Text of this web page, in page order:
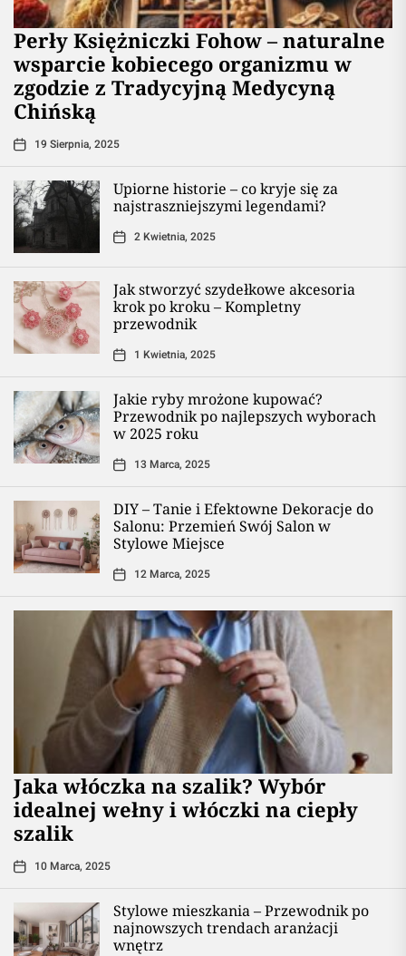
Perły Księżniczki Fohow – naturalne
wsparcie kobiecego organizmu w
zgodzie z Tradycyjną Medycyną
Chińską
19 Sierpnia, 2025
Upiorne historie – co kryje się za
najstraszniejszymi legendami?
2 Kwietnia, 2025
Jak stworzyć szydełkowe akcesoria
krok po kroku – Kompletny
przewodnik
1 Kwietnia, 2025
Jakie ryby mrożone kupować?
Przewodnik po najlepszych wyborach
w 2025 roku
13 Marca, 2025
DIY – Tanie i Efektowne Dekoracje do
Salonu: Przemień Swój Salon w
Stylowe Miejsce
12 Marca, 2025
Jaka włóczka na szalik? Wybór
idealnej wełny i włóczki na ciepły
szalik
10 Marca, 2025
Stylowe mieszkania – Przewodnik po
najnowszych trendach aranżacji
wnętrz